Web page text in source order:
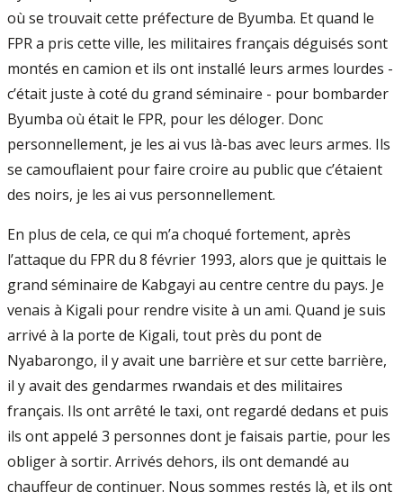
où se trouvait cette préfecture de Byumba. Et quand le
FPR a pris cette ville, les militaires français déguisés sont
montés en camion et ils ont installé leurs armes lourdes -
c’était juste à coté du grand séminaire - pour bombarder
Byumba où était le FPR, pour les déloger. Donc
personnellement, je les ai vus là-bas avec leurs armes. Ils
se camouflaient pour faire croire au public que c’étaient
des noirs, je les ai vus personnellement.
En plus de cela, ce qui m’a choqué fortement, après
l’attaque du FPR du 8 février 1993, alors que je quittais le
grand séminaire de Kabgayi au centre centre du pays. Je
venais à Kigali pour rendre visite à un ami. Quand je suis
arrivé à la porte de Kigali, tout près du pont de
Nyabarongo, il y avait une barrière et sur cette barrière,
il y avait des gendarmes rwandais et des militaires
français. Ils ont arrêté le taxi, ont regardé dedans et puis
ils ont appelé 3 personnes dont je faisais partie, pour les
obliger à sortir. Arrivés dehors, ils ont demandé au
chauffeur de continuer. Nous sommes restés là, et ils ont